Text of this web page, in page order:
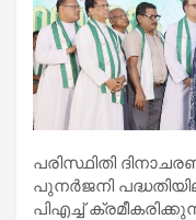
പരിസ്ഥിതി
പുനര്‍ജനി
പിഎച്ച്